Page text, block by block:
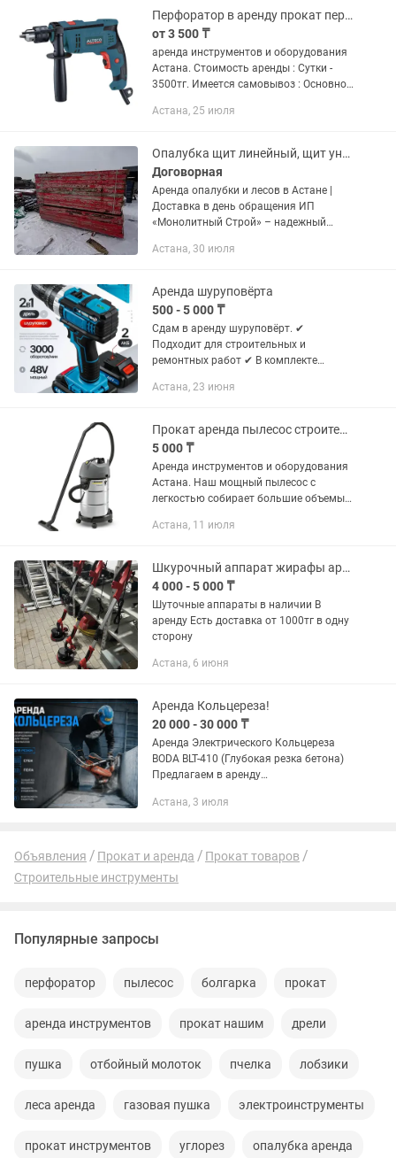
Перфоратор в аренду прокат перфоратора
от 3 500 ₸
аренда инструментов и оборудования
Астана. Стоимость аренды : Сутки -
3500тг. Имеется самовывоз : Основной
доставка курьером по таксометру
Астана, 25 июля
Опалубка щит линейный, щит универсальный
Договорная
Аренда опалубки и лесов в Астане |
Доставка в день обращения ИП
«Монолитный Строй» – надежный
монолитного строительства. В
•Щитовая...
Астана, 30 июля
Аренда шуруповёрта
500 - 5 000 ₸
Сдам в аренду шуруповёрт. ✔
Подходит для строительных и
ремонтных работ ✔ В комплекте
Исправный, готов к работе ✔
аренда...
Астана, 23 июня
Прокат аренда пылесос строительный
5 000 ₸
Аренда инструментов и оборудования
Астана. Наш мощный пылесос с
легкостью собирает большие объемы
Мощная 1500 Вт турбина обеспечивает
Астана, 11 июля
Шкурочный аппарат жирафы аренда прокат
4 000 - 5 000 ₸
Шуточные аппараты в наличии В
аренду Есть доставка от 1000тг в одну
сторону
Астана, 6 июня
Аренда Кольцереза!
20 000 - 30 000 ₸
Аренда Электрического Кольцереза
BODA BLT-410 (Глубокая резка бетона)
Предлагаем в аренду
BODA BLT-410. Если стандартная
Астана, 3 июля
Объявления Прокат и аренда
Прокат товаров
Строительные инструменты
Популярные запросы
перфоратор пылесос болгарка прокат
аренда инструментов прокат нашим дрели
пушка отбойный молоток пчелка лобзики
леса аренда газовая пушка электроинструменты
прокат инструментов углорез опалубка аренда